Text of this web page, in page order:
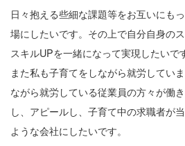
日々抱える些細な課題等をお互いにも
場にしたいです。その上で自分自身の
スキルUPを一緒になって実現したいで
また私も子育てをしながら就労してい
ながら就労している従業員の方々が働
し、アピールし、子育て中の求職者が
ような会社にしたいです。